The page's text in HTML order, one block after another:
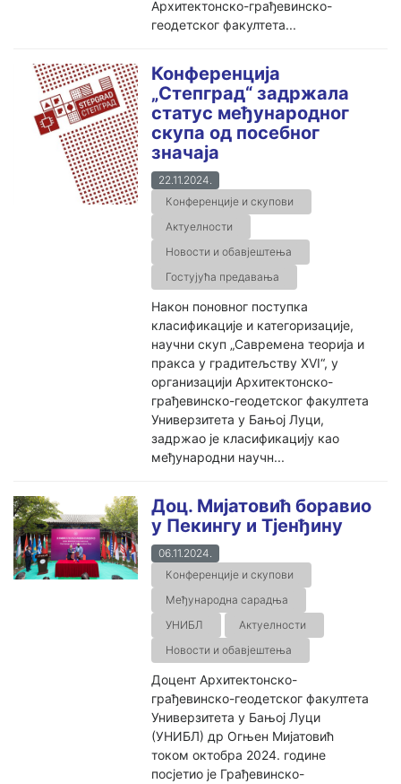
Архитектонско-грађевинско-
геодетског факултета...
Конференција
„Степград“ задржала
статус међународног
скупа од посебног
значаја
22.11.2024.
Конференције и скупови
Актуелности
Новости и обавјештења
Гостујућа предавања
Након поновног поступка
класификације и категоризације,
научни скуп „Савремена теорија и
пракса у градитељству XVI“, у
организацији Архитектонско-
грађевинско-геодетског факултета
Универзитета у Бањој Луци,
задржао је класификацију као
међународни научн...
Доц. Мијатовић боравио
у Пекингу и Тјенђину
06.11.2024.
Конференције и скупови
Међународна сарадња
УНИБЛ
Актуелности
Новости и обавјештења
Доцент Архитектонско-
грађевинско-геодетског факултета
Универзитета у Бањој Луци
(УНИБЛ) др Огњен Мијатовић
током октобра 2024. године
посјетио је Грађевинско-